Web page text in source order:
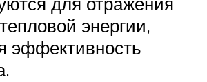
энергии,
эффективность